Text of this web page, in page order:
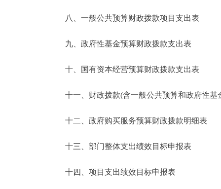
八、一般公共预算财政拨款项目支出表
九、政府性基金预算财政拨款支出表
十、国有资本经营预算财政拨款支出表
十一、财政拨款(含一般公共预算和政府性基
十二、政府购买服务预算财政拨款明细表
十三、部门整体支出绩效目标申报表
十四、项目支出绩效目标申报表